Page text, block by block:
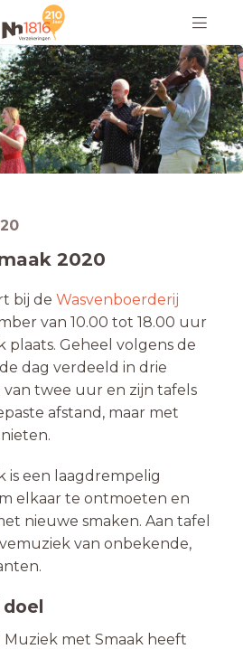
2020
bij de Wasvenboerderij
van 10.00 tot 18.00 uur
plaats. Geheel volgens de
dag verdeeld in drie
twee uur en zijn tafels
afstand, maar met
is een laagdrempelig
elkaar te ontmoeten en
nieuwe smaken. Aan tafel
van onbekende,
doel
met Smaak heeft